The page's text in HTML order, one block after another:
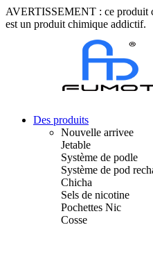
AVERTISSEMENT : ce produit
est un produit chimique addictif.
Des produits
Nouvelle arrivee
Jetable
Système de podle
Système de pod
Chicha
Sels de nicotine
Pochettes Nic
Cosse